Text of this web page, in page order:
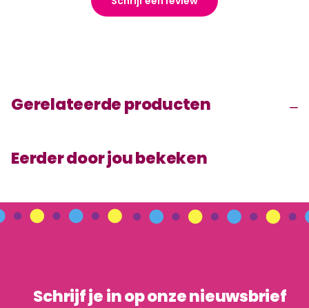
Gerelateerde producten
Eerder door jou bekeken
Schrijf je in op onze nieuwsbrief